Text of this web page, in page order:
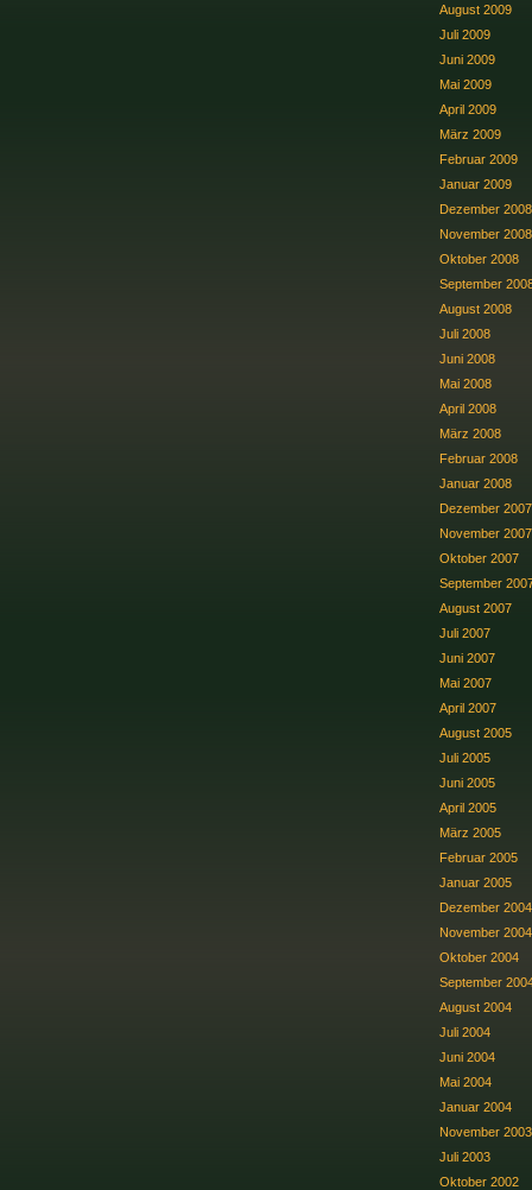
August 2009
Juli 2009
Juni 2009
Mai 2009
April 2009
März 2009
Februar 2009
Januar 2009
Dezember 2008
November 2008
Oktober 2008
September
August 2008
Juli 2008
Juni 2008
Mai 2008
April 2008
März 2008
Februar 2008
Januar 2008
Dezember 2007
November 2007
Oktober 2007
September
August 2007
Juli 2007
Juni 2007
Mai 2007
April 2007
August 2005
Juli 2005
Juni 2005
April 2005
März 2005
Februar 2005
Januar 2005
Dezember 2004
November 2004
Oktober 2004
September
August 2004
Juli 2004
Juni 2004
Mai 2004
Januar 2004
November 2003
Juli 2003
Oktober 2002